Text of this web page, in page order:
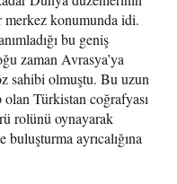
konumunda idi.
bu geniş
zaman Avrasya’ya
sahibi olmuştu. Bu uzun
Türkistan coğrafyası
rolünü oynayarak
ayrıcalığına